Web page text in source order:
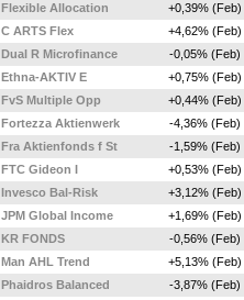
Flexible Allocation
+0,39% (Feb)
C ARTS Flex
+4,62% (Feb)
Dual R Microfinance
-0,05% (Feb)
Ethna-AKTIV E
+0,75% (Feb)
FvS Multiple Opp
+0,44% (Feb)
Fortezza Aktienwerk
-4,36% (Feb)
Fra Aktienfonds f St
-1,59% (Feb)
FTC Gideon I
+0,53% (Feb)
Invesco Bal-Risk
+3,12% (Feb)
JPM Global Income
+1,69% (Feb)
KR FONDS
-0,56% (Feb)
Man AHL Trend
+5,13% (Feb)
Phaidros Balanced
-3,87% (Feb)